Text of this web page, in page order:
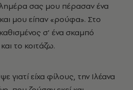
σας μου πέρασαν ένα
μου είπαν «ρούφα». Στο
σ’ ένα σκαμπό
το κοιτάζω.
είχα φίλους, την Ιλέανα